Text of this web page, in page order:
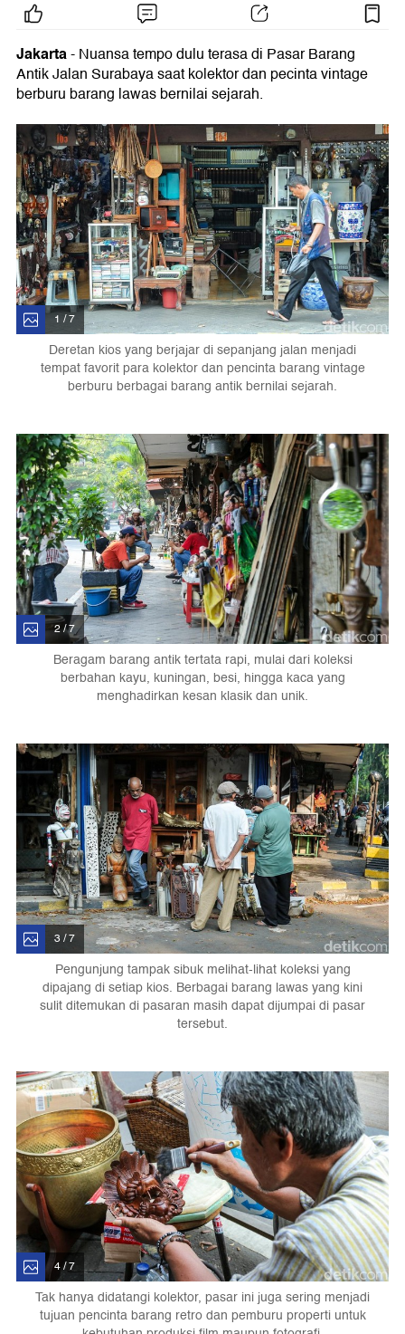
Jakarta- Nuansa tempo dulu terasa di Pasar Barang
Antik Jalan Surabaya saat kolektor dan pecinta vintage
berburu barang lawas bernilai sejarah.
1 / 7
Deretan kios yang berjajar di sepanjang jalan menjadi
tempat favorit para kolektor dan pencinta barang vintage
berburu berbagai barang antik bernilai sejarah.
2 / 7
Beragam barang antik tertata rapi, mulai dari koleksi
berbahan kayu, kuningan, besi, hingga kaca yang
menghadirkan kesan klasik dan unik.
3 / 7
Pengunjung tampak sibuk melihat-lihat koleksi yang
dipajang di setiap kios. Berbagai barang lawas yang kini
sulit ditemukan di pasaran masih dapat dijumpai di pasar
tersebut.
4 / 7
Tak hanya didatangi kolektor, pasar ini juga sering menjadi
tujuan pencinta barang retro dan pemburu properti untuk